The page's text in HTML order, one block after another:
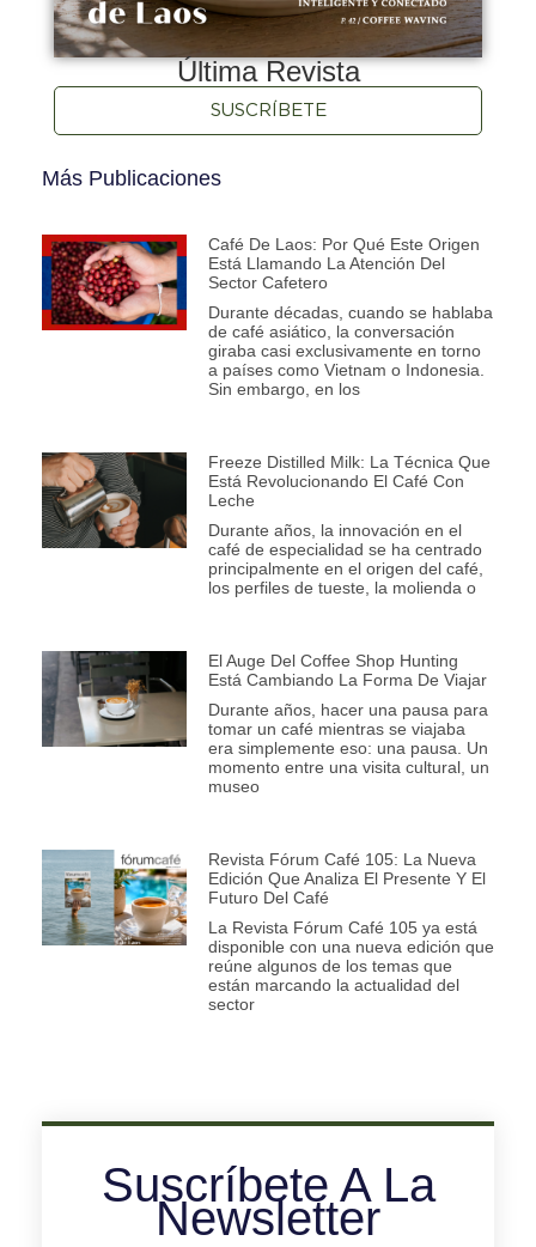
Última Revista
SUSCRÍBETE
Más Publicaciones
Café De Laos: Por Qué Este Origen
Está Llamando La Atención Del
Sector Cafetero
Durante décadas, cuando se hablaba
de café asiático, la conversación
giraba casi exclusivamente en torno
a países como Vietnam o Indonesia.
Sin embargo, en los
Freeze Distilled Milk: La Técnica Que
Está Revolucionando El Café Con
Leche
Durante años, la innovación en el
café de especialidad se ha centrado
principalmente en el origen del café,
los perfiles de tueste, la molienda o
El Auge Del Coffee Shop Hunting
Está Cambiando La Forma De Viajar
Durante años, hacer una pausa para
tomar un café mientras se viajaba
era simplemente eso: una pausa. Un
momento entre una visita cultural, un
museo
Revista Fórum Café 105: La Nueva
Edición Que Analiza El Presente Y El
Futuro Del Café
La Revista Fórum Café 105 ya está
disponible con una nueva edición que
reúne algunos de los temas que
están marcando la actualidad del
sector
Suscríbete A La
Newsletter